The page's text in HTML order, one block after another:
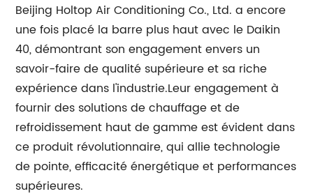
Beijing Holtop Air Conditioning Co., Ltd. a encore
une fois placé la barre plus haut avec le Daikin
40, démontrant son engagement envers un
savoir-faire de qualité supérieure et sa riche
expérience dans l'industrie.Leur engagement à
fournir des solutions de chauffage et de
refroidissement haut de gamme est évident dans
ce produit révolutionnaire, qui allie technologie
de pointe, efficacité énergétique et performances
supérieures.